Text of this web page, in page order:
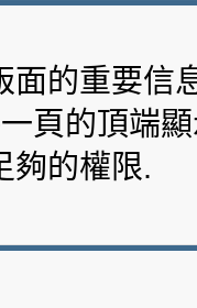
面的重要信
頁的頂端
夠的權限.